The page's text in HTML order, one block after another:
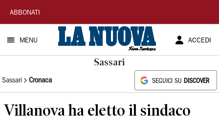
La
Nuova
Sardegna
ABBONATI
MENU ACCEDI
Sassari
Sassari Cronaca SEGUICI SU DISCOVER
Villanova ha eletto il sindaco